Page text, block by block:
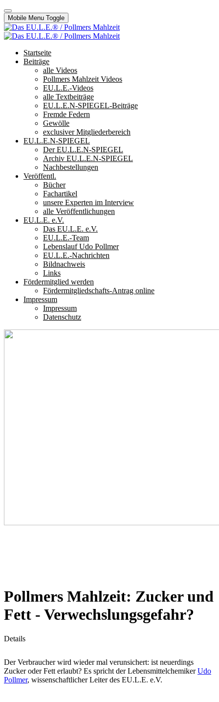
Mobile Menu Toggle
Startseite
Beiträge
alle Videos
Pollmers Mahlzeit Videos
EU.L.E.-Videos
alle Textbeiträge
EU.L.E.N-SPIEGEL-Beiträge
Fremde Federn
Gewölle
exclusiver Mitgliederbereich
EU.L.E.N-SPIEGEL
Der EU.L.E.N-SPIEGEL
Archiv EU.L.E.N-SPIEGEL
Nachbestellungen
Veröffentl.
Bücher
Fachartikel
unsere Experten im Interview
alle Veröffentlichungen
EU.L.E. e.V.
Das EU.L.E. e.V.
EU.L.E.-Team
Lebenslauf Udo Pollmer
EU.L.E.-Nachrichten
Bildnachweis
Links
Fördermitglied werden
Fördermitgliedschafts-Antrag online
Impressum
Impressum
Datenschutz
Pollmers Mahlzeit: Zucker und
Fett - Verwechslungsgefahr?
Details
Der Verbraucher wird wieder mal verunsichert: ist neuerdings
Zucker oder Fett erlaubt? Es spricht der LebensmittelchemikerUdo
Pollmer, wissenschaftlicher Leiter des EU.L.E. e.V.